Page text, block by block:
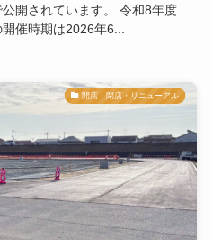
開されています。 令和8年度
催時期は2026年6...
開店・閉店・リニューアル